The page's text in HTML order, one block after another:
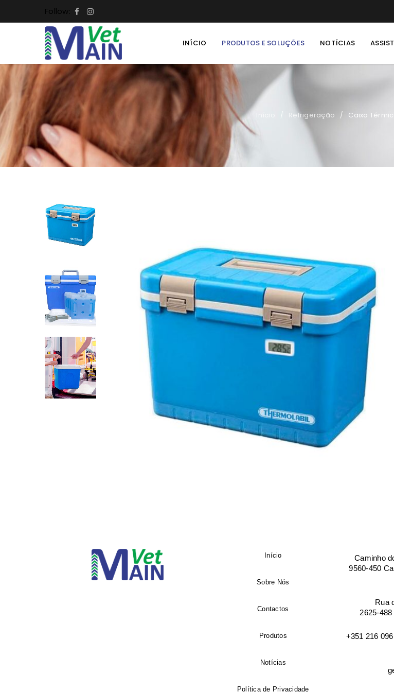
INICIAR SESSÃO
Nome de utilizador ou email Nome
NIF
Morada
Cidade
Código
Follow:
INÍCIO PRODUTOS E SOLUÇÕES NOTÍCIAS
/ Refrigeração / Caixa
Início
Sobre Nós
Contactos
Produtos
Notícias
Política de Privacidade
Caminho
9560-450
Rua
2625-
+351 216